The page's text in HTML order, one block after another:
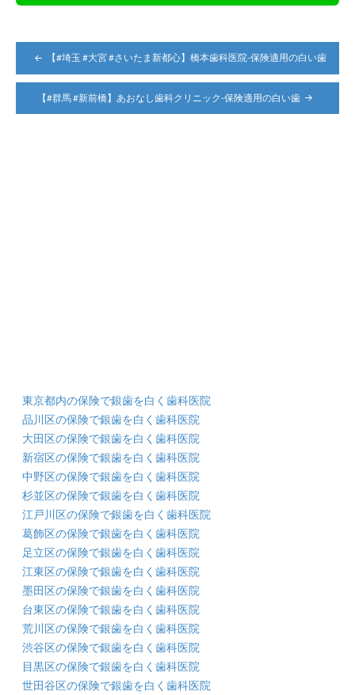
稿
ビ
【#埼玉 #大宮 #さいたま新都心】橋本歯科医院-保険適用の白い歯
【#群馬 #新前橋】あおなし歯科クリニック-保険適用の白い歯
東京都内の保険で銀歯を白く歯科医院
品川区の保険で銀歯を白く歯科医院
大田区の保険で銀歯を白く歯科医院
新宿区の保険で銀歯を白く歯科医院
中野区の保険で銀歯を白く歯科医院
杉並区の保険で銀歯を白く歯科医院
江戸川区の保険で銀歯を白く歯科医院
葛飾区の保険で銀歯を白く歯科医院
足立区の保険で銀歯を白く歯科医院
江東区の保険で銀歯を白く歯科医院
墨田区の保険で銀歯を白く歯科医院
台東区の保険で銀歯を白く歯科医院
荒川区の保険で銀歯を白く歯科医院
渋谷区の保険で銀歯を白く歯科医院
目黒区の保険で銀歯を白く歯科医院
世田谷区の保険で銀歯を白く歯科医院